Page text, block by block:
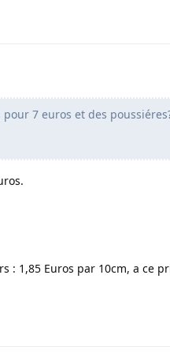
7 euros et des
: 1,85 Euros par 10cm, a ce